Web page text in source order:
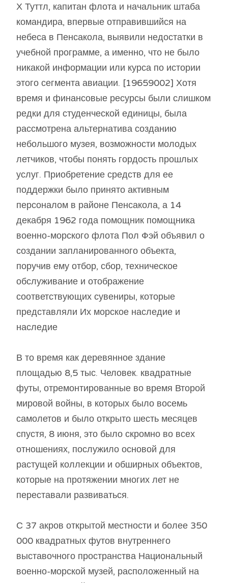
Х Туттл, капитан флота и начальник штаба
командира, впервые отправившийся на
небеса в Пенсакола, выявили недостатки в
учебной программе, а именно, что не было
никакой информации или курса по истории
этого сегмента авиации. [19659002] Хотя
время и финансовые ресурсы были слишком
редки для студенческой единицы, была
рассмотрена альтернатива созданию
небольшого музея, возможности молодых
летчиков, чтобы понять гордость прошлых
услуг. Приобретение средств для ее
поддержки было принято активным
персоналом в районе Пенсакола, а 14
декабря 1962 года помощник помощника
военно-морского флота Пол Фэй объявил о
создании запланированного объекта,
поручив ему отбор, сбор, техническое
обслуживание и отображение
соответствующих сувениры, которые
представляли Их морское наследие и
наследие
В то время как деревянное здание
площадью 8,5 тыс. Человек. квадратные
футы, отремонтированные во время Второй
мировой войны, в которых было восемь
самолетов и было открыто шесть месяцев
спустя, 8 июня, это было скромно во всех
отношениях, послужило основой для
растущей коллекции и обширных объектов,
которые на протяжении многих лет не
переставали развиваться.
С 37 акров открытой местности и более 350
000 квадратных футов внутреннего
выставочного пространства Национальный
военно-морской музей, расположенный на